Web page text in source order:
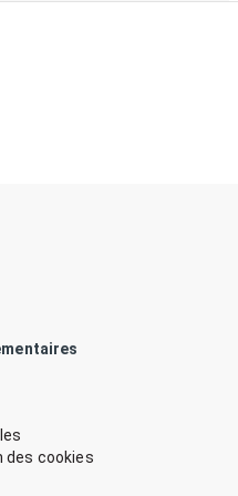
des cookies